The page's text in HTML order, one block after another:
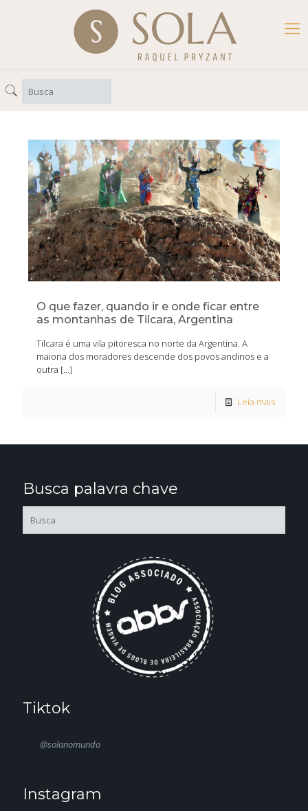
O que fazer, quando ir e onde ficar entre
as montanhas de Tilcara, Argentina
Tilcara é uma vila pitoresca no norte da Argentina. A
maioria dos moradores descende dos povos andinos e a
outra […]
Leia mais
Busca palavra chave
Tiktok
@solanomundo
Instagram